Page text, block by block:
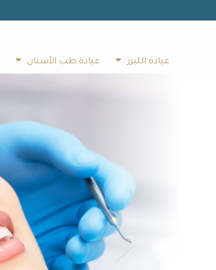
عيادة الليزر عيادة طب الأسنان